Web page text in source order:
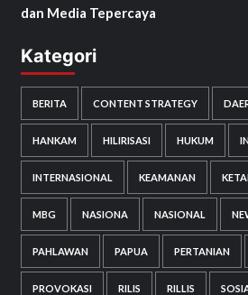
dan Media Tepercaya
Kategori
BERITA CONTENT STRATEGY
HANKAM HILIRISASI HUKUM
INTERNASIONAL KEAMANAN
MBG NASIONA NASIONAL
PAHLAWAN PAPUA PERTANIAN
PROVOKASI RILIS RILLIS